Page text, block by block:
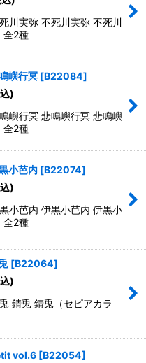
川実弥 不死川実弥 不死川
全2種
嶼行冥 [B22084]
)
嶼行冥 悲鳴嶼行冥 悲鳴嶼
全2種
小芭内 [B22074]
)
小芭内 伊黒小芭内 伊黒小
全2種
[B22064]
)
錆兎 錆兎（セピアカラ
vol.6 [B22054]